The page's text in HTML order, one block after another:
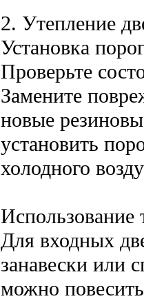
2. Утепление
Установка
Проверьте
Замените
новые
установить
холодного
Использование
Для входных
занавески или
можно